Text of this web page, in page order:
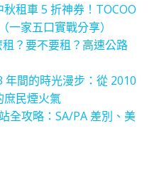
租車 5 折神券！TOCOO
家五口實戰分享）
？要不要租？高速公路
年間的時光漫步：從 2010
庶民煙火氣
全攻略：SA/PA 差別、美